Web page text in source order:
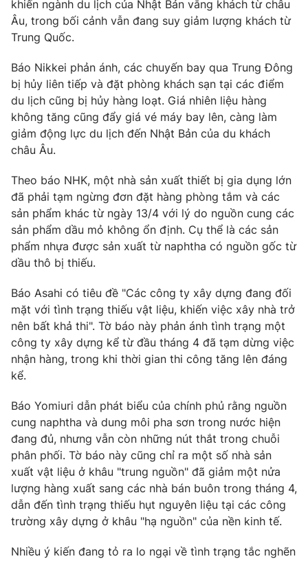
Nhân vật
Khán giả
Âm nhạc
Sao
Du lịch
Chất lượng cuộc sống
Giáo dục
Tuyển sinh
Học trực tuyến
Công nghệ
Hitech Công nghệ tương lai
Sản phẩm
Tư vấn
Giao lưu trực tuyến
Lịch phát sóng
Chuyên mục khác
Emagazine Podcast
Video Shorts video
VTV Money VTV Thể thao
Thị trường 24h Tấm lòng Việt
VTV4 Vươn mình bằng AI
VTV9 VTV8
Liên hệ tòa soạn English
khiến ngành du lịch của Nhật Bản vắng khách từ châu
Âu, trong bối cảnh vẫn đang suy giảm lượng khách từ
Trung Quốc.
Báo Nikkei phản ánh, các chuyến bay qua Trung Đông
bị hủy liên tiếp và đặt phòng khách sạn tại các điểm
du lịch cũng bị hủy hàng loạt. Giá nhiên liệu hàng
không tăng cũng đẩy giá vé máy bay lên, càng làm
giảm động lực du lịch đến Nhật Bản của du khách
châu Âu.
Theo báo NHK, một nhà sản xuất thiết bị gia dụng lớn
đã phải tạm ngừng đơn đặt hàng phòng tắm và các
sản phẩm khác từ ngày 13/4 với lý do nguồn cung các
sản phẩm dầu mỏ không ổn định. Cụ thể là các sản
phẩm nhựa được sản xuất từ naphtha có nguồn gốc từ
dầu thô bị thiếu.
Báo Asahi có tiêu đề "Các công ty xây dựng đang đối
mặt với tình trạng thiếu vật liệu, khiến việc xây nhà trở
nên bất khả thi". Tờ báo này phản ánh tình trạng một
công ty xây dựng kể từ đầu tháng 4 đã tạm dừng việc
nhận hàng, trong khi thời gian thi công tăng lên đáng
kể.
Báo Yomiuri dẫn phát biểu của chính phủ rằng nguồn
cung naphtha và dung môi pha sơn trong nước hiện
đang đủ, nhưng vẫn còn những nút thắt trong chuỗi
phân phối. Tờ báo này cũng chỉ ra một số nhà sản
xuất vật liệu ở khâu "trung nguồn" đã giảm một nửa
lượng hàng xuất sang các nhà bán buôn trong tháng 4,
dẫn đến tình trạng thiếu hụt nguyên liệu tại các công
trường xây dựng ở khâu "hạ nguồn" của nền kinh tế.
Nhiều ý kiến đang tỏ ra lo ngại về tình trạng tắc nghẽn